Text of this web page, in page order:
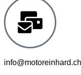
info@motoreinhard.ch